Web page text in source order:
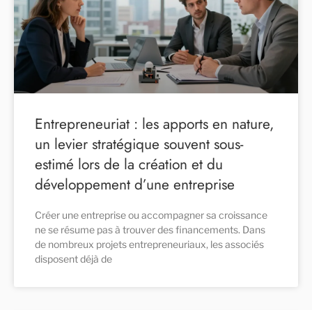
Entrepreneuriat : les apports en nature,
un levier stratégique souvent sous-
estimé lors de la création et du
développement d’une entreprise
Créer une entreprise ou accompagner sa croissance
ne se résume pas à trouver des financements. Dans
de nombreux projets entrepreneuriaux, les associés
disposent déjà de